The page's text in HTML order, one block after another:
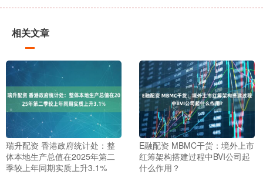
相关文章
瑞升配资 香港政府统计处：整
体本地生产总值在2025年第二
季较上年同期实质上升3.1%
E融配资 MBMC干货：境外上市
红筹架构搭建过程中BVI公司起
什么作用？